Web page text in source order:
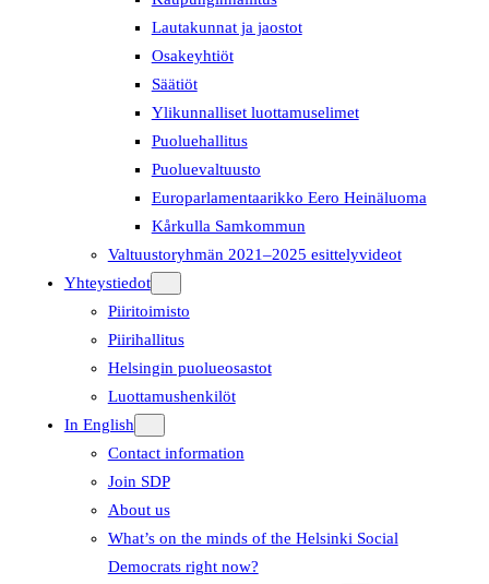
Lautakunnat ja jaostot
Osakeyhtiöt
Säätiöt
Ylikunnalliset luottamuselimet
Puoluehallitus
Puoluevaltuusto
Europarlamentaarikko Eero Heinäluoma
Kårkulla Samkommun
Valtuustoryhmän 2021–2025 esittelyvideot
Yhteystiedot
Piiritoimisto
Piirihallitus
Helsingin puolueosastot
Luottamushenkilöt
In English
Contact information
Join SDP
About us
What’s on the minds of the Helsinki Social
Democrats right now?